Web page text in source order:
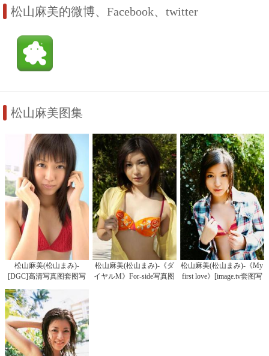
松山麻美的微博、Facebook、twitter
松山麻美图集
松山麻美(松山まみ)-
[DGC]高清写真图套图写
真图集No.201
松山麻美(松山まみ)-《ダ
イヤルM》For-side写真图
松山麻美(松山まみ)-《My
first love》[image.tv套图写